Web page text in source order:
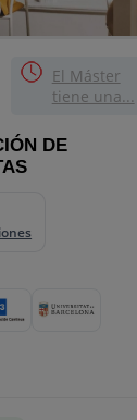
El Máster
tiene una...
DE